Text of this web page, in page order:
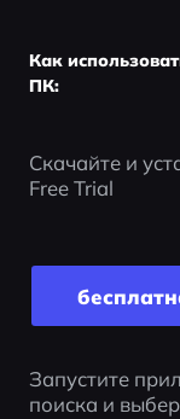
Как
ПК:
Скачайте и
Free Trial
Запустите
поиска и